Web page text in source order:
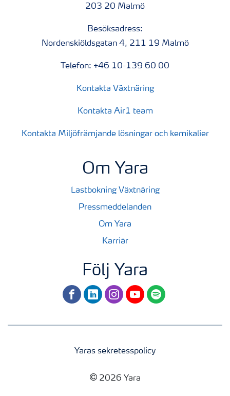
203 20 Malmö
Besöksadress:
Nordenskiöldsgatan 4, 211 19 Malmö
Telefon: +46 10-139 60 00
Kontakta Växtnäring
Kontakta Air1 team
Kontakta Miljöfrämjande lösningar och kemikalier
Om Yara
Lastbokning Växtnäring
Pressmeddelanden
Om Yara
Karriär
Följ Yara
facebooklinkedininstagram
youtubespotify
Yaras sekretesspolicy
2026 Yara